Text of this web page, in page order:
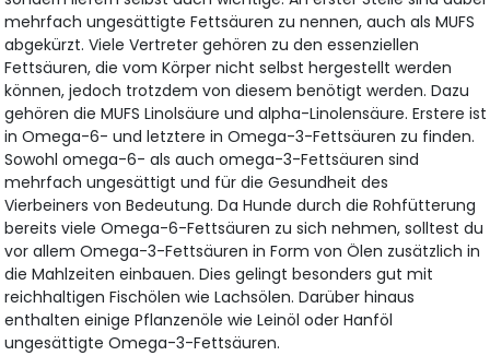
mehrfach ungesättigte Fettsäuren zu nennen, auch als MUFS
abgekürzt. Viele Vertreter gehören zu den essenziellen
Fettsäuren, die vom Körper nicht selbst hergestellt werden
können, jedoch trotzdem von diesem benötigt werden. Dazu
gehören die MUFS Linolsäure und alpha-Linolensäure. Erstere ist
in Omega-6- und letztere in Omega-3-Fettsäuren zu finden.
Sowohl omega-6- als auch omega-3-Fettsäuren sind
mehrfach ungesättigt und für die Gesundheit des
Vierbeiners von Bedeutung. Da Hunde durch die Rohfütterung
bereits viele Omega-6-Fettsäuren zu sich nehmen, solltest du
vor allem Omega-3-Fettsäuren in Form von Ölen zusätzlich in
die Mahlzeiten einbauen. Dies gelingt besonders gut mit
reichhaltigen Fischölen wie Lachsölen. Darüber hinaus
enthalten einige Pflanzenöle wie Leinöl oder Hanföl
ungesättigte Omega-3-Fettsäuren.